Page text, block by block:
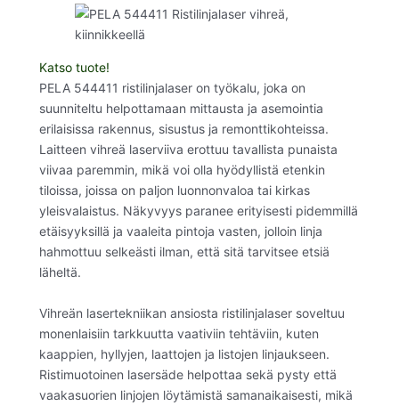
Katso tuote!
PELA 544411 ristilinjalaser on työkalu, joka on
suunniteltu helpottamaan mittausta ja asemointia
erilaisissa rakennus, sisustus ja remonttikohteissa.
Laitteen vihreä laserviiva erottuu tavallista punaista
viivaa paremmin, mikä voi olla hyödyllistä etenkin
tiloissa, joissa on paljon luonnonvaloa tai kirkas
yleisvalaistus. Näkyvyys paranee erityisesti pidemmillä
etäisyyksillä ja vaaleita pintoja vasten, jolloin linja
hahmottuu selkeästi ilman, että sitä tarvitsee etsiä
läheltä.
Vihreän lasertekniikan ansiosta ristilinjalaser soveltuu
monenlaisiin tarkkuutta vaativiin tehtäviin, kuten
kaappien, hyllyjen, laattojen ja listojen linjaukseen.
Ristimuotoinen lasersäde helpottaa sekä pysty että
vaakasuorien linjojen löytämistä samanaikaisesti, mikä